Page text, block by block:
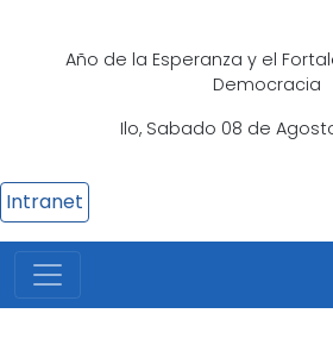
Año de la Esperanza y el
Democracia
Ilo, Sabado 08 de
Intranet